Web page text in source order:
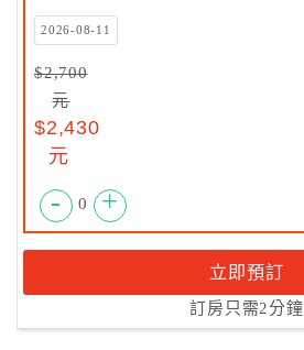
2026-08-11
$2,700
元
$2,430
元
- 0 +
立即預訂
訂房只需2分鐘